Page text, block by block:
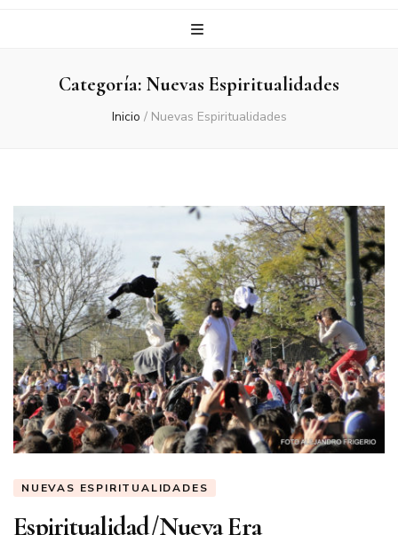
Categoría: Nuevas Espiritualidades
Inicio / Nuevas Espiritualidades
NUEVAS ESPIRITUALIDADES
Espiritualidad/Nueva Era